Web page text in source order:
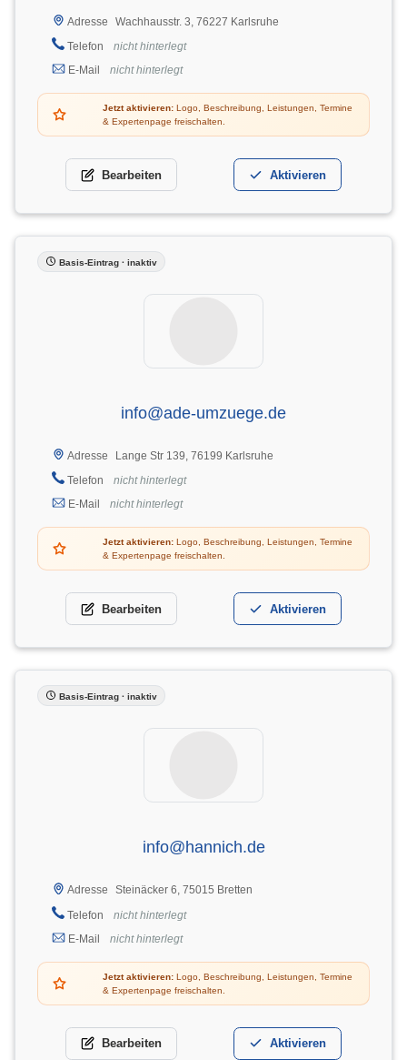
Adresse
Wachhausstr. 3, 76227 Karlsruhe
Telefon
nicht hinterlegt
E-Mail
nicht hinterlegt
Jetzt aktivieren: Logo, Beschreibung, Leistungen, Termine
& Expertenpage freischalten.
Bearbeiten Aktivieren
Basis-Eintrag · inaktiv
info@ade-umzuege.de
Adresse
Lange Str 139, 76199 Karlsruhe
Telefon
nicht hinterlegt
E-Mail
nicht hinterlegt
Jetzt aktivieren: Logo, Beschreibung, Leistungen, Termine
& Expertenpage freischalten.
Bearbeiten Aktivieren
Basis-Eintrag · inaktiv
info@hannich.de
Adresse
Steinäcker 6, 75015 Bretten
Telefon
nicht hinterlegt
E-Mail
nicht hinterlegt
Jetzt aktivieren: Logo, Beschreibung, Leistungen, Termine
& Expertenpage freischalten.
Bearbeiten Aktivieren